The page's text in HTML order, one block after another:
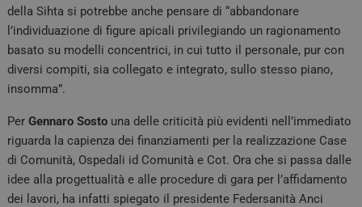
della Sihta si potrebbe anche pensare di “abbandonare
l’individuazione di figure apicali privilegiando un ragionamento
basato su modelli concentrici, in cui tutto il personale, pur con
diversi compiti, sia collegato e integrato, sullo stesso piano,
insomma”.
PerGennaro Sosto una delle criticità più evidenti nell’immediato
riguarda la capienza dei finanziamenti per la realizzazione Case
di Comunità, Ospedali id Comunità e Cot. Ora che si passa dalle
idee alla progettualità e alle procedure di gara per l’affidamento
dei lavori, ha infatti spiegato il presidente Federsanità Anci